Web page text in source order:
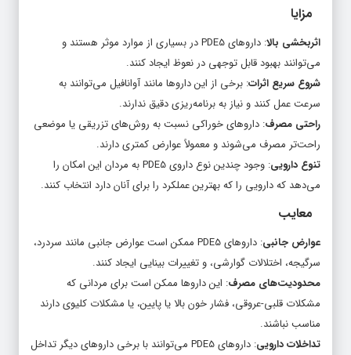
مزایا
اثربخشی بالا
: داروهای PDE5 در بسیاری از موارد موثر هستند و
می‌توانند بهبود قابل توجهی در نعوظ ایجاد کنند.
شروع سریع اثرات: برخی از این داروها مانند آوانافیل می‌توانند به
سرعت عمل کنند و نیاز به برنامه‌ریزی دقیق ندارند.
راحتی مصرف: داروهای خوراکی نسبت به روش‌های تزریقی یا موضعی
راحت‌تر مصرف می‌شوند و معمولاً عوارض کمتری دارند.
تنوع دارویی
: وجود چندین نوع داروی PDE5 به مردان این امکان را
می‌دهد که دارویی را که بهترین عملکرد را برای آنان دارد انتخاب کنند.
معایب
عوارض جانبی
: داروهای PDE5 ممکن است عوارض جانبی مانند سردرد،
سرگیجه، اختلالات گوارشی، و تغییرات بینایی ایجاد کنند.
محدودیت‌های مصرف: این داروها ممکن است برای مردانی که
مشکلات قلبی-عروقی، فشار خون بالا یا پایین، یا مشکلات کلیوی دارند
مناسب نباشند.
تداخلات دارویی
: داروهای PDE5 می‌توانند با برخی داروهای دیگر تداخل